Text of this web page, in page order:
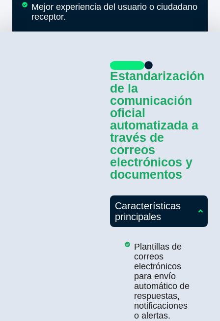
Mejor experiencia del usuario o ciudadano
receptor.
Estandarización
de la
comunicación
oficial
automatizada a
través de
correos
electrónicos y
documentos
Características
principales
Plantillas de
correos
electrónicos
para envío
automático de
respuestas,
notificaciones
o alertas.